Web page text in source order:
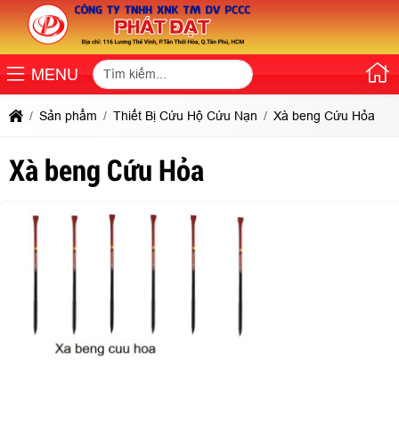
MENU
Sản phẩm Thiết Bị Cứu Hộ Cứu Nạn Xà beng Cứu Hỏa
Xà beng Cứu Hỏa